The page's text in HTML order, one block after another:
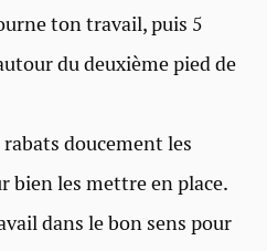
ton travail, puis 5
du deuxième pied de
doucement les
bien les mettre en place.
dans le bon sens pour